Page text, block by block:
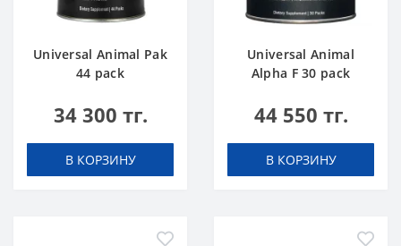
Universal Animal Pak
44 pack
34 300 тг.
В КОРЗИНУ
Universal Animal
Alpha F 30 pack
44 550 тг.
В КОРЗИНУ